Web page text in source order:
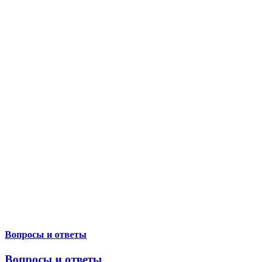
Вопросы и ответы
Вопросы и ответы